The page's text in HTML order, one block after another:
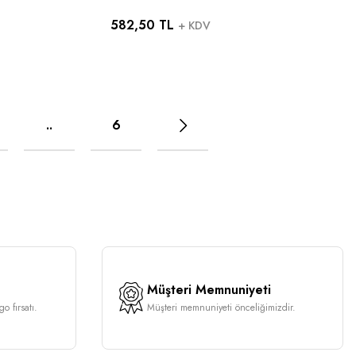
( 50
)singer Zetina Bernina Janome
582,50 TL + KDV
.. 6
fırsatı.
Müşteri Memnuniyeti
Müşteri memnuniyeti önceliğimizdir.